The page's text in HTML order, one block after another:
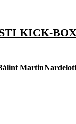
KICK-
Martin